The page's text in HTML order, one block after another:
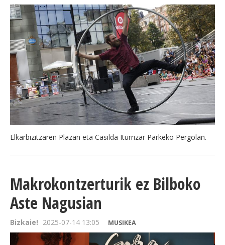
Elkarbizitzaren Plazan eta Casilda Iturrizar Parkeko Pergolan.
Makrokontzerturik ez Bilboko
Aste Nagusian
Bizkaie! 2025-07-14 13:05 MUSIKEA